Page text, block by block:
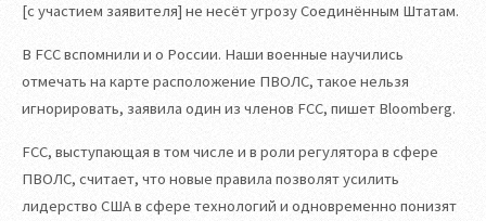
[с участием заявителя] не несёт угрозу Соединённым Штатам.
В FCC вспомнили и о России. Наши военные научились
отмечать на карте расположение ПВОЛС, такое нельзя
игнорировать, заявила один из членов FCC, пишет Bloomberg.
FCC, выступающая в том числе и в роли регулятора в сфере
ПВОЛС, считает, что новые правила позволят усилить
лидерство США в сфере технологий и одновременно понизят